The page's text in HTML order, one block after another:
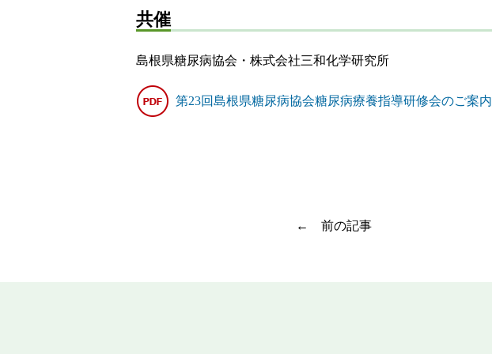
共催
島根県糖尿病協会・株式会社三和化学研究所
第23回島根県糖尿病協会糖尿病療養指導研修会のご案内
前の記事